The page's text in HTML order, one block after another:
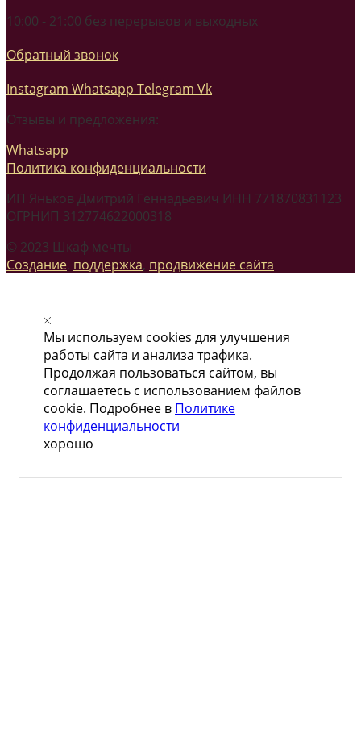
10:00 - 21:00 без перерывов и выходных
Обратный звонок
Instagram Whatsapp Telegram Vk
Отзывы и предложения:
Whatsapp
Политика конфиденциальности
ИП Яньков Дмитрий Геннадьевич ИНН 771870831123
ОГРНИП 312774622000318
© 2023 Шкаф мечты
Создание, поддержка, продвижение сайта
Мы используем cookies для улучшения
работы сайта и анализа трафика.
Продолжая пользоваться сайтом, вы
соглашаетесь с использованием файлов
cookie. Подробнее в Политике
конфиденциальности
хорошо